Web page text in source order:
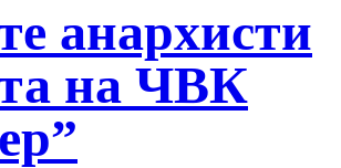
анархисти
на ЧВК